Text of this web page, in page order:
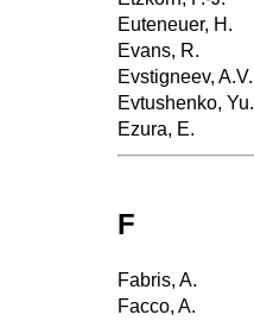
Euteneuer, H.
Evans, R.
Evstigneev, A.V.
Evtushenko, Yu.
Ezura, E.
F
Fabris, A.
Facco, A.